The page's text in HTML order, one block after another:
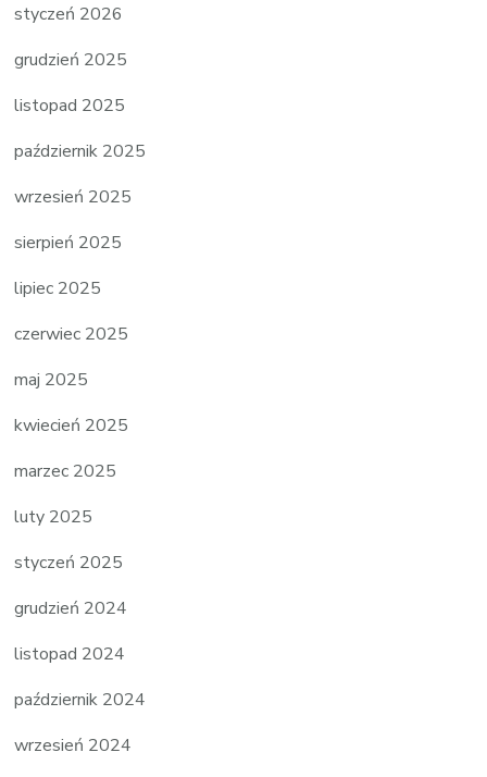
styczeń 2026
grudzień 2025
listopad 2025
październik 2025
wrzesień 2025
sierpień 2025
lipiec 2025
czerwiec 2025
maj 2025
kwiecień 2025
marzec 2025
luty 2025
styczeń 2025
grudzień 2024
listopad 2024
październik 2024
wrzesień 2024